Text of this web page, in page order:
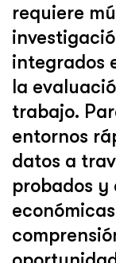
requiere
integrados
la
trabajo.
entornos
datos a
probados